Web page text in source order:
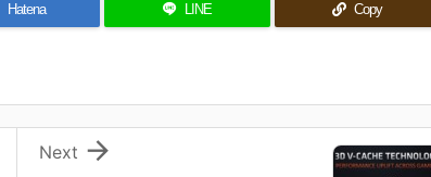
Hatena LINE Copy

Next